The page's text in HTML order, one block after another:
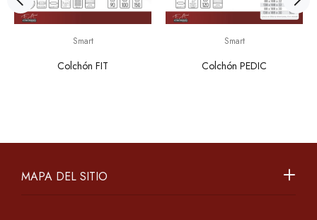
Smart
Colchón FIT
Smart
Colchón PEDIC
MAPA DEL SITIO